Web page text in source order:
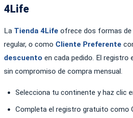
4Life
La Tienda 4Life ofrece dos formas
regular, o como Cliente Preferente
descuento en cada pedido. El
sin compromiso de compra mensual.
Selecciona tu continente y haz clic
Completa el registro gratuito como